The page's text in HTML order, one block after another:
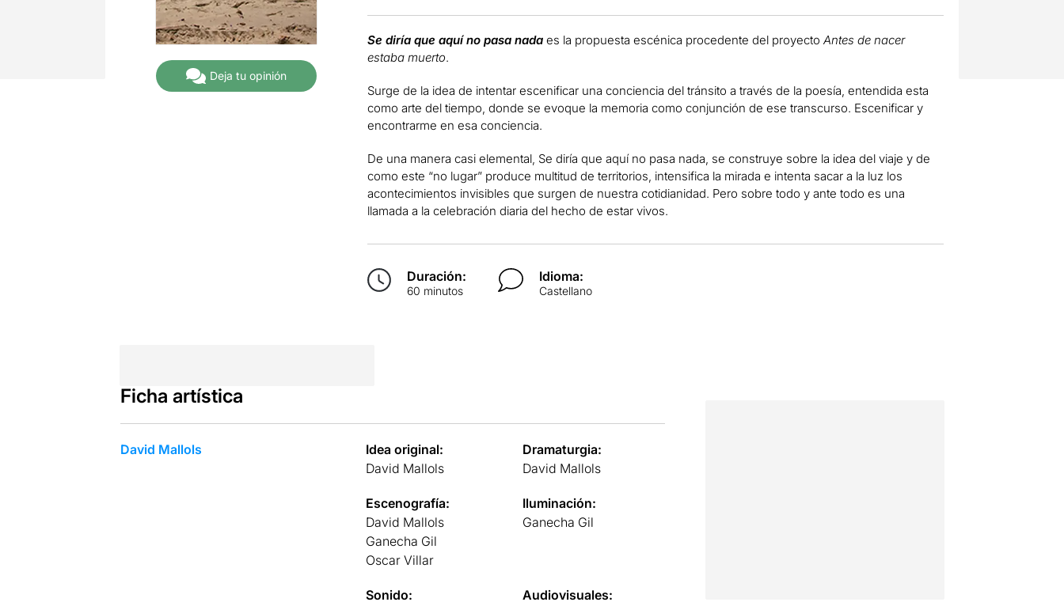
Deja tu opinión
Se diría que aquí no pasa nadaes la propuesta escénica procedente del proyecto Antes de nacer
estaba muerto.
Surge de la idea de intentar escenificar una conciencia del tránsito a través de la poesía, entendida esta
como arte del tiempo, donde se evoque la memoria como conjunción de ese transcurso. Escenificar y
encontrarme en esa conciencia.
De una manera casi elemental, Se diría que aquí no pasa nada, se construye sobre la idea del viaje y de
como este “no lugar” produce multitud de territorios, intensifica la mirada e intenta sacar a la luz los
acontecimientos invisibles que surgen de nuestra cotidianidad. Pero sobre todo y ante todo es una
llamada a la celebración diaria del hecho de estar vivos.
Duración:
60 minutos
Idioma:
Castellano
Ficha artística
David Mallols
Idea original:
David Mallols
Dramaturgia:
David Mallols
Escenografía:
David Mallols
Ganecha Gil
Oscar Villar
Iluminación:
Ganecha Gil
Sonido: Audiovisuales: